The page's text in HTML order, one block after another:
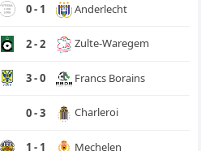
0 - 1 Anderlecht
2 - 2 Zulte-Waregem
3 - 0 Francs Borains
0 - 3 Charleroi
1 - 1 Mechelen